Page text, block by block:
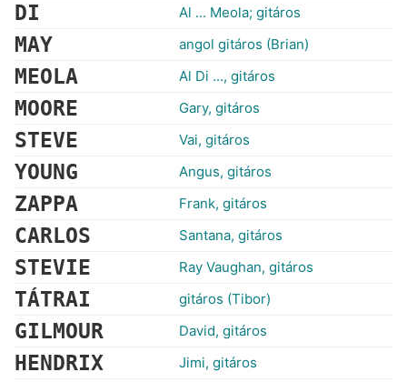
DI Al ... Meola; gitáros
MAY angol gitáros (Brian)
MEOLA Al Di ..., gitáros
MOORE Gary, gitáros
STEVE Vai, gitáros
YOUNG Angus, gitáros
ZAPPA Frank, gitáros
CARLOS Santana, gitáros
STEVIE Ray Vaughan, gitáros
TÁTRAI gitáros (Tibor)
GILMOUR David, gitáros
HENDRIX Jimi, gitáros